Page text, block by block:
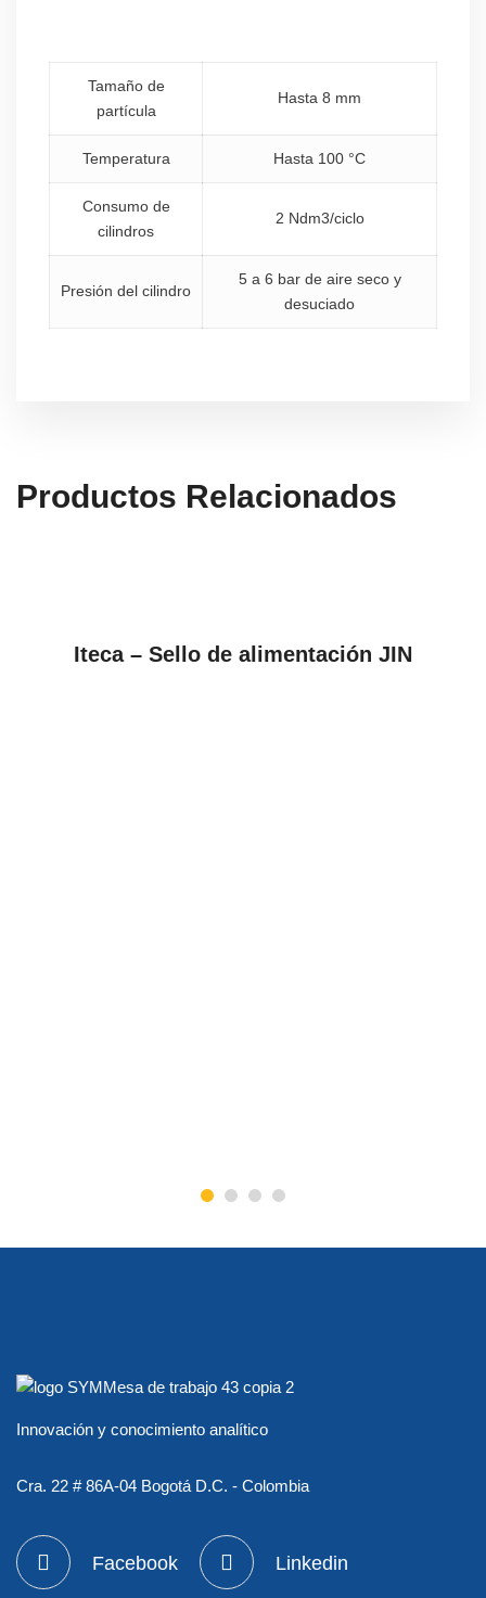
Tamaño de
partícula
Hasta 8 mm
Temperatura Hasta 100 °C
Consumo de
cilindros
2 Ndm3/ciclo
Presión del cilindro
5 a 6 bar de aire seco y
desuciado
Productos Relacionados
Iteca – Sello de alimentación JIN
Innovación y conocimiento analítico
Cra. 22 # 86A-04 Bogotá D.C. - Colombia
Facebook Linkedin